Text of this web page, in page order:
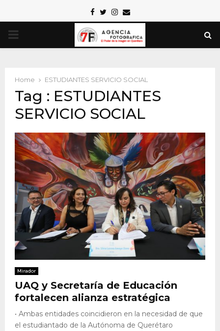
Facebook
TwitterInstagram
Email
PRIMARY
Home ESTUDIANTES SERVICIO SOCIAL
Tag : ESTUDIANTES
SERVICIO SOCIAL
Mirador
UAQ y Secretaría de Educación
fortalecen alianza estratégica
• Ambas entidades coincidieron en la necesidad de que
el estudiantado de la Autónoma de Querétaro